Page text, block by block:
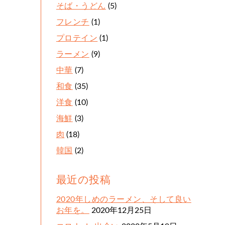
そば・うどん (5)
フレンチ (1)
プロテイン (1)
ラーメン (9)
中華 (7)
和食 (35)
洋食 (10)
海鮮 (3)
肉 (18)
韓国 (2)
最近の投稿
2020年しめのラーメン、そして良い
お年を。
2020年12月25日